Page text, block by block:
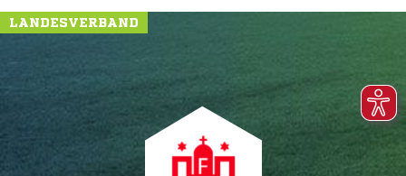
LANDESVERBAND